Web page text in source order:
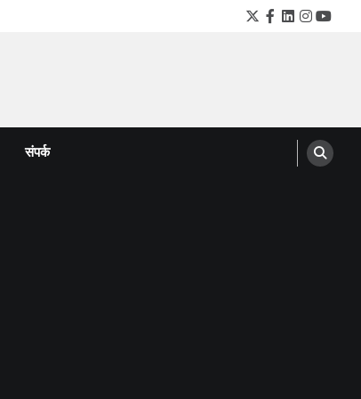
Twitter
Facebook
LinkedIn
संपर्क